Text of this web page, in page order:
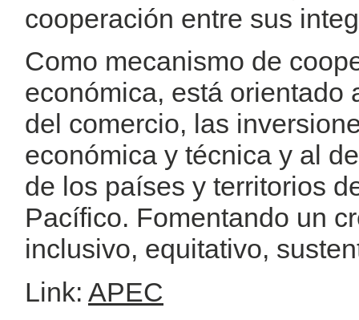
cooperación entre sus
Como mecanismo de
económica, está orientado
del comercio, las
económica y técnica y al
de los países y territorios
Pacífico. Fomentando un
inclusivo, equitativo,
Link: APEC